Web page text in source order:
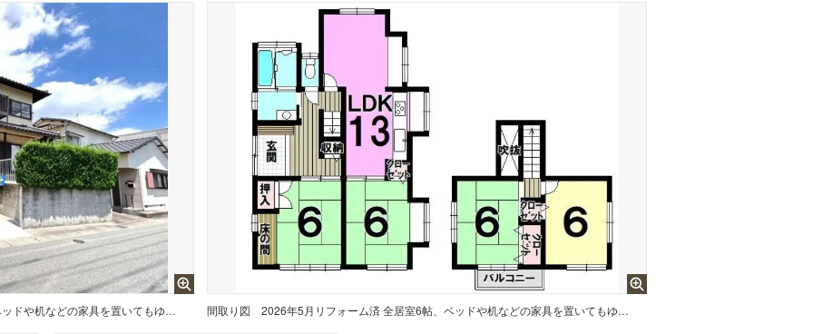
2026年5月リフォーム済 全居室6帖、ベッドや机などの家具を置いてもゆとりのあるお部屋です。 間取り図 2026年5月リフォーム済 全居室6帖、ベッドや机などの家具を置いてもゆとりのあるお部屋です。